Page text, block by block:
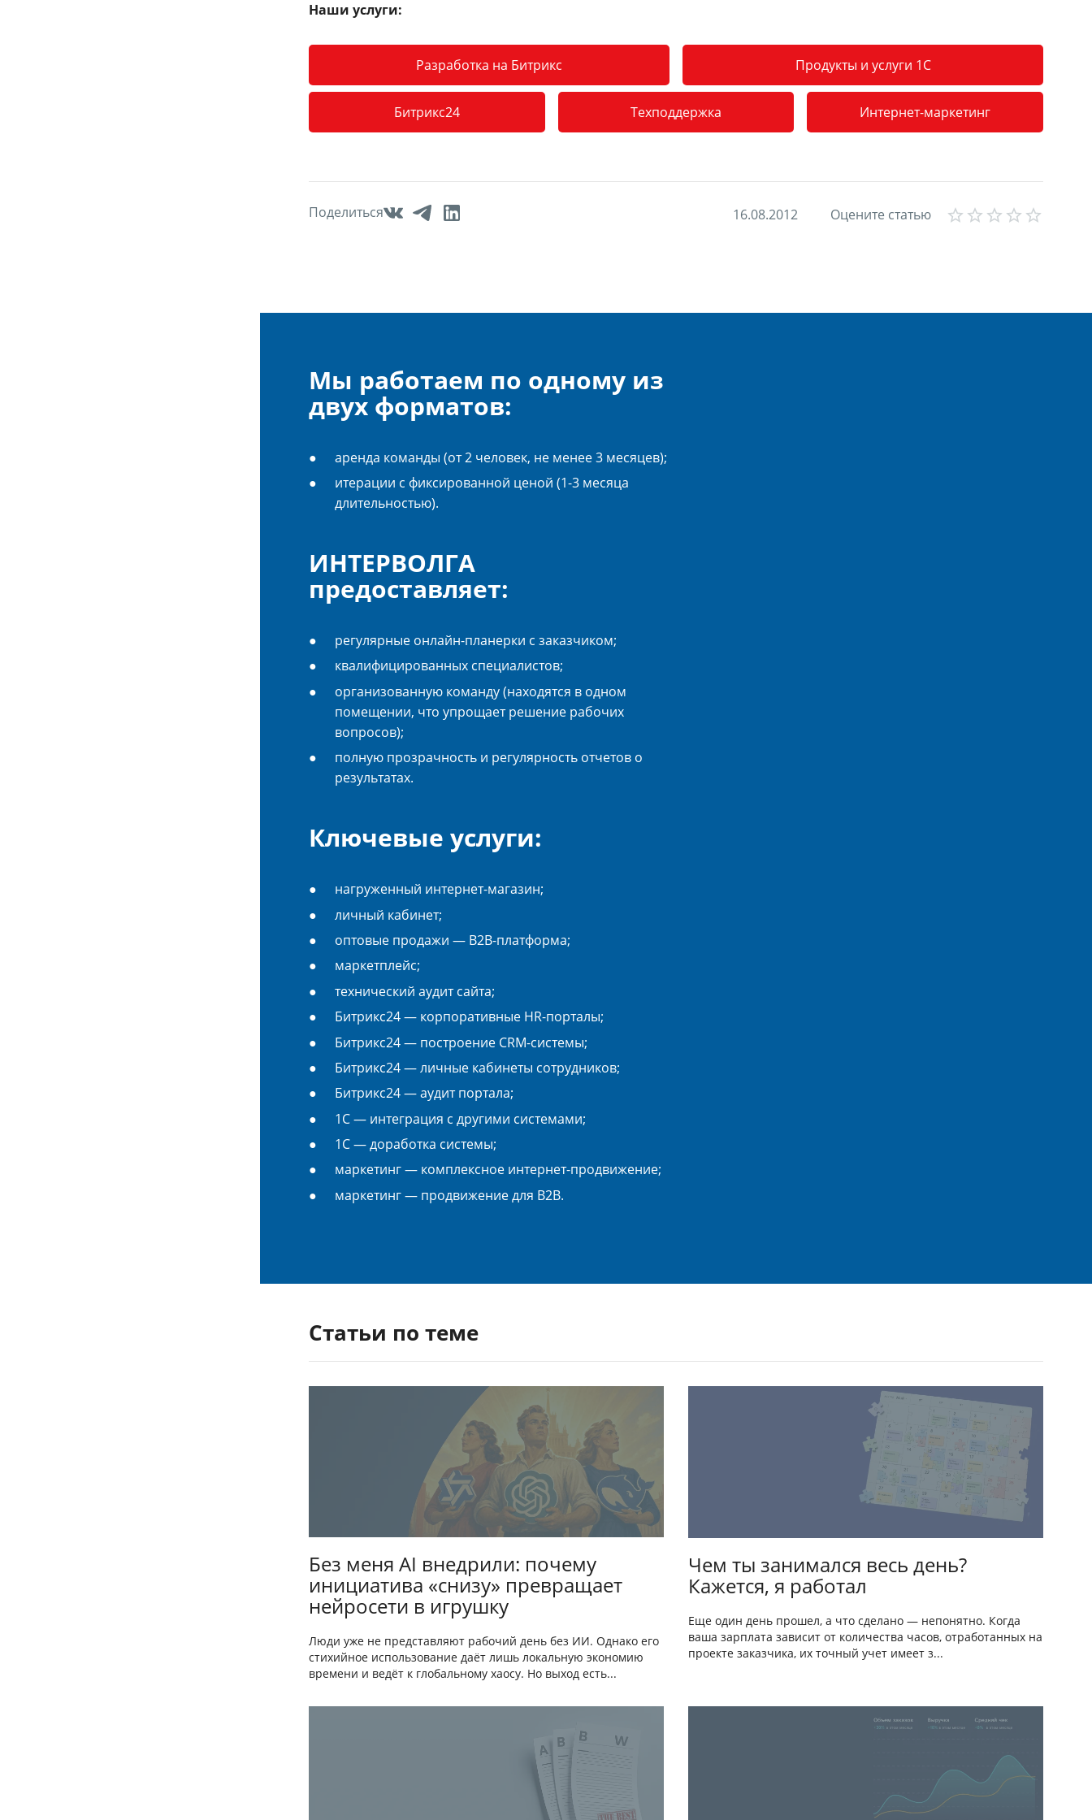
Наши услуги:
Разработка на Битрикс Продукты и услуги 1С
Битрикс24 Техподдержка Интернет-маркетинг
Поделиться 16.08.2012 Оцените статью
Мы работаем по одному из
двух форматов:
аренда команды (от 2 человек, не менее 3 месяцев);
итерации с фиксированной ценой (1-3 месяца
длительностью).
ИНТЕРВОЛГА
предоставляет:
регулярные онлайн-планерки с заказчиком;
квалифицированных специалистов;
организованную команду (находятся в одном
помещении, что упрощает решение рабочих
вопросов);
полную прозрачность и регулярность отчетов о
результатах.
Ключевые услуги:
нагруженный интернет-магазин;
личный кабинет;
оптовые продажи — B2B-платформа;
маркетплейс;
технический аудит сайта;
Битрикс24 — корпоративные HR-порталы;
Битрикс24 — построение CRM-системы;
Битрикс24 — личные кабинеты сотрудников;
Битрикс24 — аудит портала;
1С — интеграция с другими системами;
1С — доработка системы;
маркетинг — комплексное интернет-продвижение;
маркетинг — продвижение для B2B.
Статьи по теме
Без меня AI внедрили: почему
инициатива «снизу» превращает
нейросети в игрушку
Люди уже не представляют рабочий день без ИИ. Однако его
стихийное использование даёт лишь локальную экономию
времени и ведёт к глобальному хаосу. Но выход есть...
Чем ты занимался весь день?
Кажется, я работал
Еще один день прошел, а что сделано — непонятно. Когда
ваша зарплата зависит от количества часов, отработанных на
проекте заказчика, их точный учет имеет з...